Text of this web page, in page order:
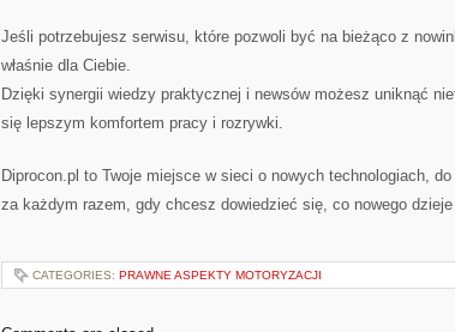
Jeśli potrzebujesz serwisu, które pozwoli być na bieżąco z
właśnie dla Ciebie.
Dzięki synergii wiedzy praktycznej i newsów możesz uniknąć
się lepszym komfortem pracy i rozrywki.
Diprocon.pl to Twoje miejsce w sieci o nowych technologiach,
za każdym razem, gdy chcesz dowiedzieć się, co nowego
CATEGORIES: PRAWNE ASPEKTY MOTORYZACJI